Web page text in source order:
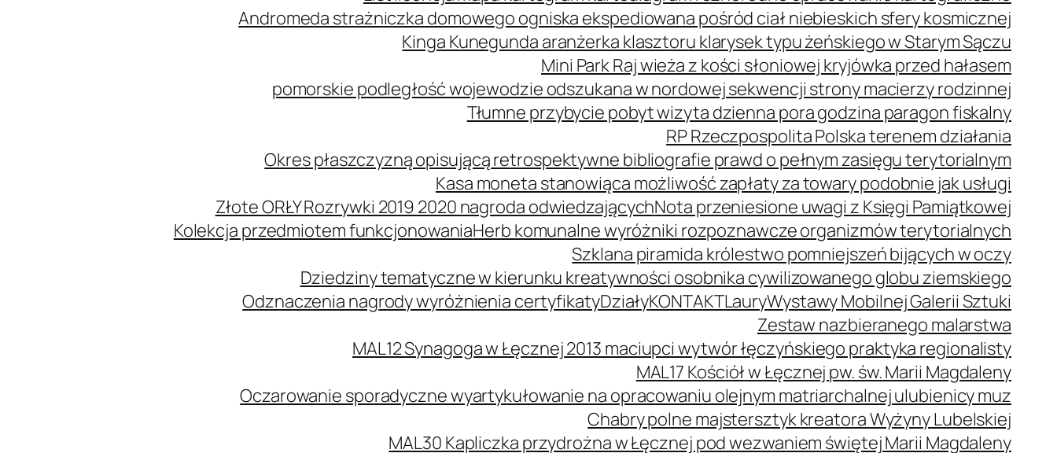
Andromeda strażniczka domowego ogniska ekspediowana pośród ciał niebieskich sfery kosmicznej
Kinga Kunegunda aranżerka klasztoru klarysek typu żeńskiego w Starym Sączu
Mini Park Raj wieża z kości słoniowej kryjówka przed hałasem
pomorskie podległość wojewodzie odszukana w nordowej sekwencji strony macierzy rodzinnej
Tłumne przybycie pobyt wizyta dzienna pora godzina paragon fiskalny
RP Rzeczpospolita Polska terenem działania
Okres płaszczyzną opisującą retrospektywne bibliografie prawd o pełnym zasięgu terytorialnym
Kasa moneta stanowiąca możliwość zapłaty za towary podobnie jak usługi
Złote ORŁY Rozrywki 2019 2020 nagroda odwiedzającychNota przeniesione uwagi z Księgi Pamiątkowej
Kolekcja przedmiotem funkcjonowaniaHerb komunalne wyróżniki rozpoznawcze organizmów terytorialnych
Szklana piramida królestwo pomniejszeń bijących w oczy
Dziedziny tematyczne w kierunku kreatywności osobnika cywilizowanego globu ziemskiego
Odznaczenia nagrody wyróżnienia certyfikatyDziałyKONTAKTLauryWystawy Mobilnej Galerii Sztuki
Zestaw nazbieranego malarstwa
MAL12 Synagoga w Łęcznej 2013 maciupci wytwór łęczyńskiego praktyka regionalisty
MAL17 Kościół w Łęcznej pw. św. Marii Magdaleny
Oczarowanie sporadyczne wyartykułowanie na opracowaniu olejnym matriarchalnej ulubienicy muz
Chabry polne majstersztyk kreatora Wyżyny Lubelskiej
MAL30 Kapliczka przydrożna w Łęcznej pod wezwaniem świętej Marii Magdaleny